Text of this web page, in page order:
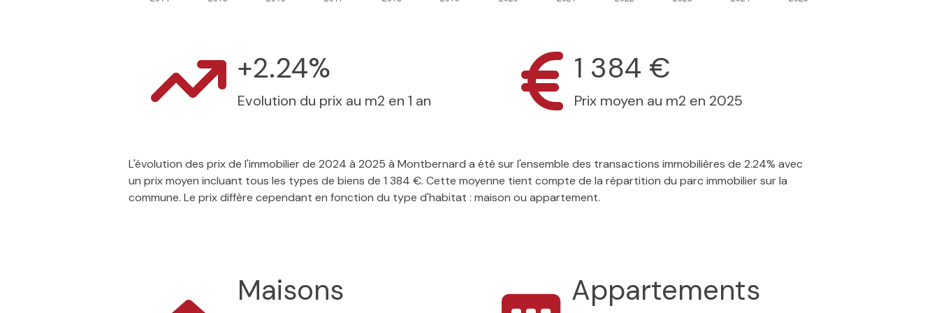
+2.24%
Evolution du prix au m2 en 1 an
1 384 €
Prix moyen au m2 en 2025
L'évolution des prix de l'immobilier de 2024 à 2025 à Montbernard a été sur l'ensemble des transactions immobilières de 2.24% avec
un prix moyen incluant tous les types de biens de 1 384 €. Cette moyenne tient compte de la répartition du parc immobilier sur la
commune. Le prix diffère cependant en fonction du type d'habitat : maison ou appartement.
Maisons Appartements